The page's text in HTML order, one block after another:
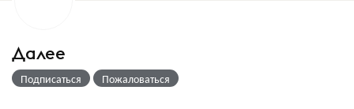
Далее
Подписаться Пожаловаться